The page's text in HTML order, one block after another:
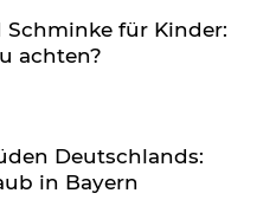
Schminke für Kinder:
achten?
Deutschlands:
in Bayern